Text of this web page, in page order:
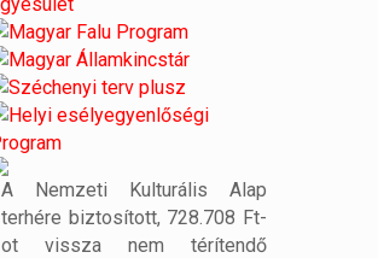
A Nemzeti Kulturális Alap
terhére biztosított, 728.708 Ft-
ot vissza nem térítendő